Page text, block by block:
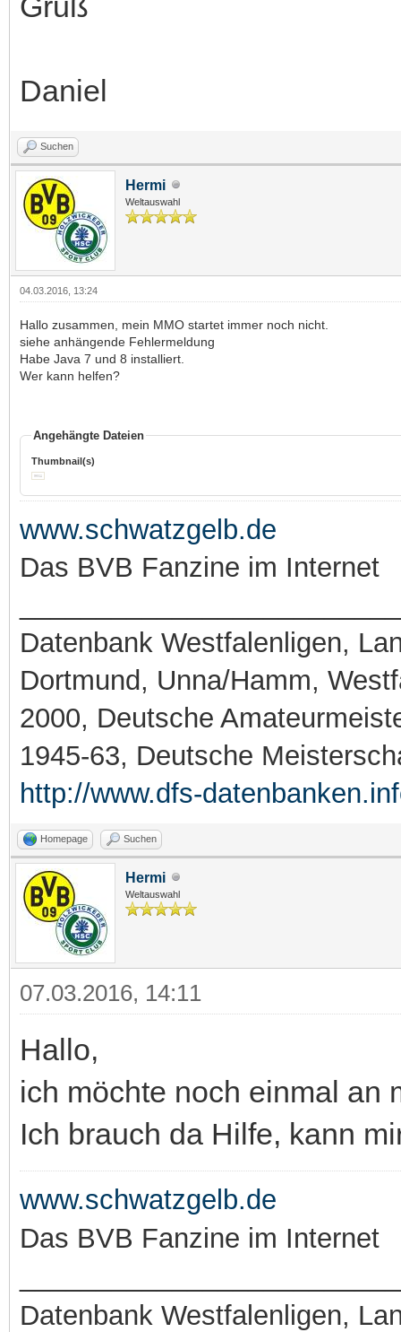
Daniel
Suchen
Hermi
Weltauswahl
04.03.2016, 13:24
Hallo zusammen, mein MMO startet immer noch nicht.
siehe anhängende Fehlermeldung
Habe Java 7 und 8 installiert.
Wer kann helfen?
Angehängte Dateien
Thumbnail(s)
www.schwatzgelb.de
Das BVB Fanzine im Internet
Datenbank Westfalenligen,
Dortmund, Unna/Hamm,
2000, Deutsche
1945-63, Deutsche
http://www.dfs-
Homepage Suchen
Hermi
Weltauswahl
07.03.2016, 14:11
Hallo,
ich möchte noch einmal an
Ich brauch da Hilfe, kann
www.schwatzgelb.de
Das BVB Fanzine im Internet
Datenbank Westfalenligen,